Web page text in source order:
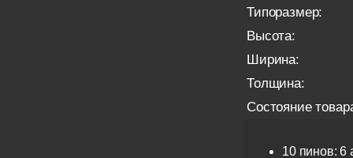
Типоразмер:
Высота:
Ширина:
Толщина:
Состояние
10 пинов: 6